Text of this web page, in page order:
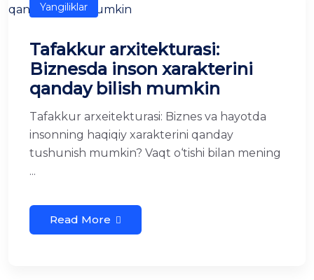
Yangiliklar
Tafakkur arxitekturasi:
Biznesda inson xarakterini
qanday bilish mumkin
Tafakkur arxeitekturasi: Biznes va hayotda
insonning haqiqiy xarakterini qanday
tushunish mumkin? Vaqt o‘tishi bilan mening
...
Read More